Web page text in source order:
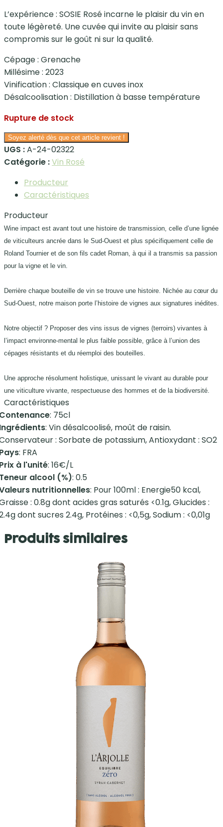
L’expérience : SOSIE Rosé incarne le plaisir du vin en
toute légèreté. Une cuvée qui invite au plaisir sans
compromis sur le goût ni sur la qualité.
Cépage : Grenache
Millésime : 2023
Vinification : Classique en cuves inox
Désalcoolisation : Distillation à basse température
Rupture de stock
Soyez alerté dès que cet article revient !
UGS :A-24-02322
Catégorie :Vin Rosé
Producteur
Caractéristiques
Producteur
Wine impact est avant tout une histoire de transmission, celle d’une lignée
de viticulteurs ancrée dans le Sud-Ouest et plus spécifiquement celle de
Roland Tournier et de son fils cadet Roman, à qui il a transmis sa passion
pour la vigne et le vin.
Derrière chaque bouteille de vin se trouve une histoire. Nichée au cœur du
Sud-Ouest, notre maison porte l’histoire de vignes aux signatures inédites.
Notre objectif ? Proposer des vins issus de vignes (terroirs) vivantes à
l’impact environne-mental le plus faible possible, grâce à l’union des
cépages résistants et du réemploi des bouteilles.
Une approche résolument holistique, unissant le vivant au durable pour
une viticulture vivante, respectueuse des hommes et de la biodiversité.
Caractéristiques
: 75cl
: Vin désalcoolisé, moût de raisin.
: Sorbate de potassium, Antioxydant : SO2
: FRA
à l'unité: 16€/L
alcool (%): 0.5
nutritionnelles: Pour 100ml : Energie50 kcal,
: 0.8g dont acides gras saturés <0.1g, Glucides :
dont sucres 2.4g, Protéines : <0,5g, Sodium : <0,01g
Produits similaires